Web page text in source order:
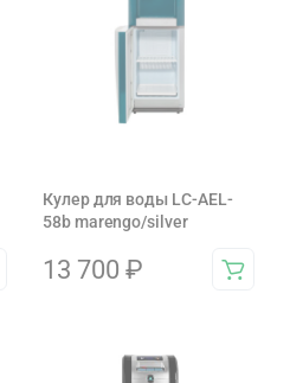
Кулер для воды LC-AEL-
58b marengo/silver
13 700 ₽